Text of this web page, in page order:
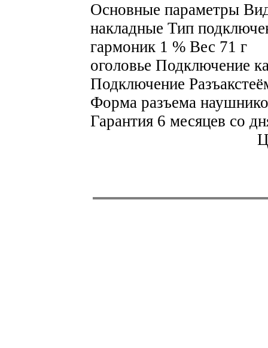
Основные параметры
накладные Тип
гармоник 1 % Вес 71 г
оголовье Подключение
Подключение
Форма разъема
Гарантия 6 месяцев со